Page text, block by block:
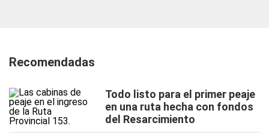
Recomendadas
Todo listo para el primer peaje
en una ruta hecha con fondos
del Resarcimiento